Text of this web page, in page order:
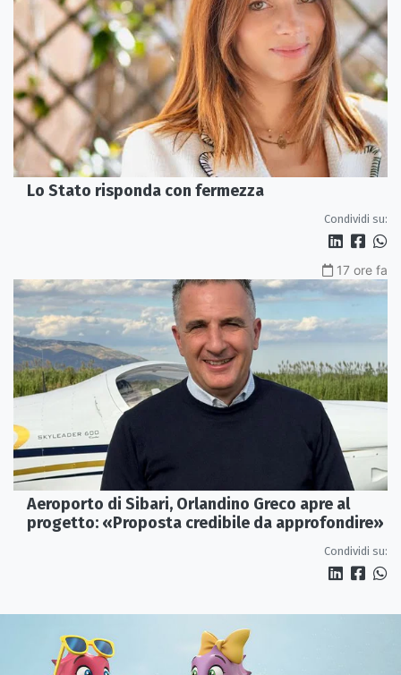
Lo Stato risponda con fermezza
Condividi su:
17 ore fa
Aeroporto di Sibari, Orlandino Greco apre al
progetto: «Proposta credibile da approfondire»
Condividi su: